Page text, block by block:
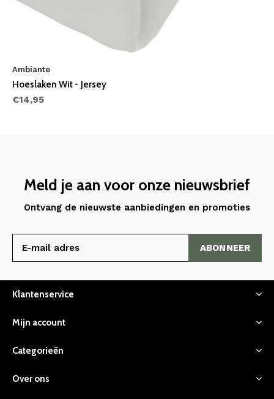
Ambiante
Hoeslaken Wit - Jersey
€14,95
Meld je aan voor onze nieuwsbrief
Ontvang de nieuwste aanbiedingen en promoties
ABONNEER
Klantenservice
Mijn account
Categorieën
Over ons